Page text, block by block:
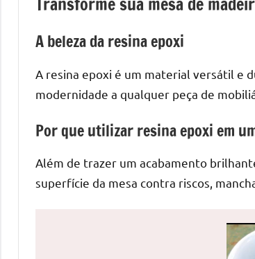
A beleza da resina epoxi
A resina epoxi é um material versátil e
modernidade a qualquer peça de
Por que utilizar resina epoxi em
Além de trazer um acabamento
superfície da mesa contra riscos,